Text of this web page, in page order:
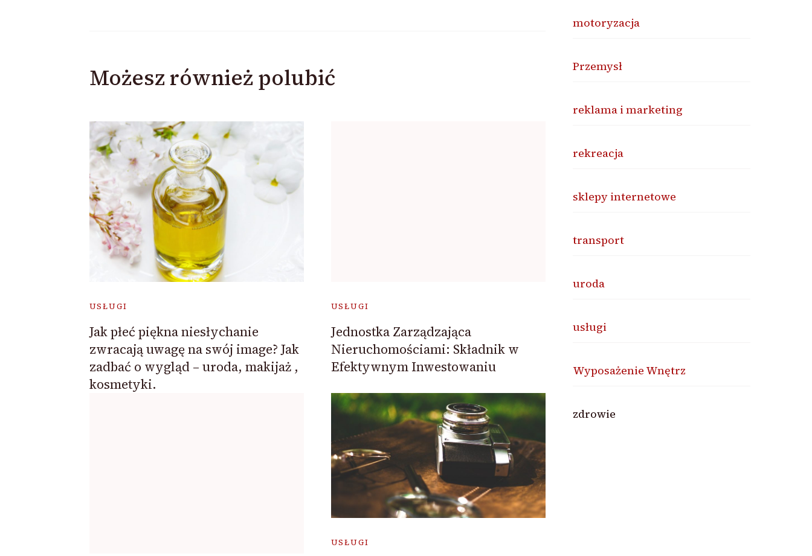
Możesz również polubić
USŁUGI
Jak płeć piękna niesłychanie
zwracają uwagę na swój image? Jak
zadbać o wygląd – uroda, makijaż ,
kosmetyki.
USŁUGI
Jednostka Zarządzająca
Nieruchomościami: Składnik w
Efektywnym Inwestowaniu
USŁUGI
motoryzacja
Przemysł
reklama i marketing
rekreacja
sklepy internetowe
transport
uroda
usługi
Wyposażenie Wnętrz
zdrowie